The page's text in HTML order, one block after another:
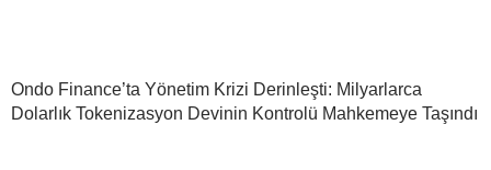
Ondo Finance’ta Yönetim Krizi Derinleşti: Milyarlarca
Dolarlık Tokenizasyon Devinin Kontrolü Mahkemeye Taşındı